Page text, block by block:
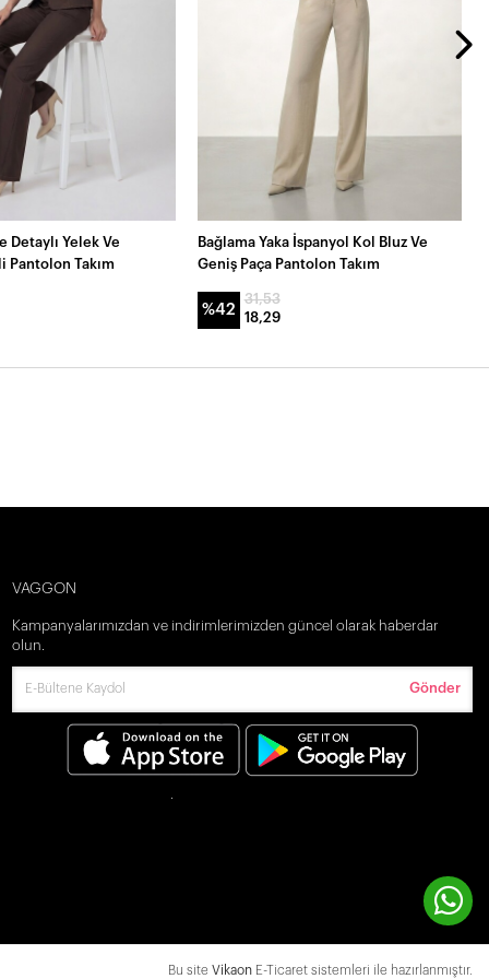
Detaylı Yelek Ve
Pantolon Takım
Bağlama Yaka İspanyol Kol Bluz Ve
Geniş Paça Pantolon Takım
%42
31,53
18,29
VAGGON
Kampanyalarımızdan ve indirimlerimizden güncel olarak haberdar
olun.
Gönder
Bu site Vikaon E-Ticaret sistemleri ile hazırlanmıştır.